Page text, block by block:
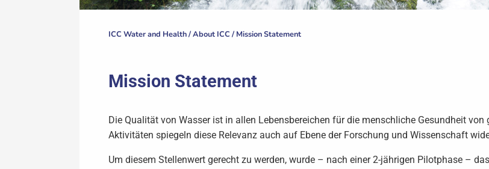
ICC Water and Health /About ICC / Mission Statement
Mission Statement
Die Qualität von Wasser ist in allen Lebensbereichen für die menschliche Gesundheit
Aktivitäten spiegeln diese Relevanz auch auf Ebene der Forschung und Wissenschaft
Um diesem Stellenwert gerecht zu werden, wurde – nach einer 2-jährigen Pilotphase –